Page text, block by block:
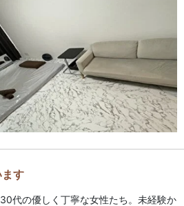
す
代の優しく丁寧な女性たち。未経験か